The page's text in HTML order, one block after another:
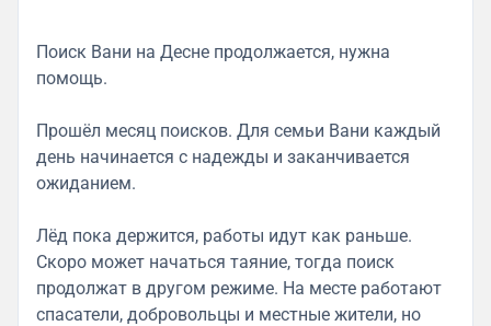
Поиск Вани на Десне продолжается, нужна
помощь.
Прошёл месяц поисков. Для семьи Вани каждый
день начинается с надежды и заканчивается
ожиданием.
Лёд пока держится, работы идут как раньше.
Скоро может начаться таяние, тогда поиск
продолжат в другом режиме. На месте работают
спасатели, добровольцы и местные жители, но